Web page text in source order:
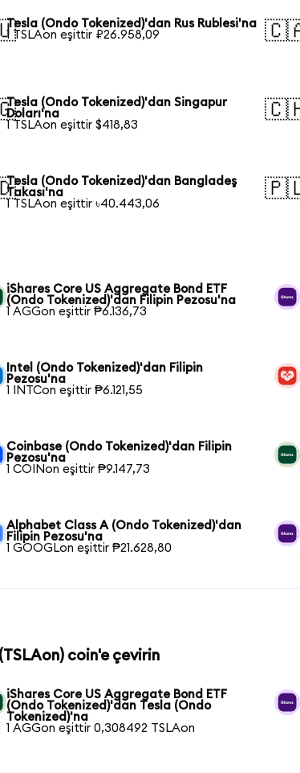
Tesla (Ondo Tokenized)'dan Rus Rublesi'na
1 TSLAon eşittir ₽26.958,09
Tesla (Ondo Tokenized)'dan Singapur
Doları'na
1 TSLAon eşittir $418,83
Tesla (Ondo Tokenized)'dan Bangladeş
Takası'na
1 TSLAon eşittir ৳40.443,06
iShares Core US Aggregate Bond ETF
(Ondo Tokenized)'dan Filipin Pezosu'na
1 AGGon eşittir ₱6.136,73
Intel (Ondo Tokenized)'dan Filipin
Pezosu'na
1 INTCon eşittir ₱6.121,55
Coinbase (Ondo Tokenized)'dan Filipin
Pezosu'na
1 COINon eşittir ₱9.147,73
Alphabet Class A (Ondo Tokenized)'dan
Filipin Pezosu'na
1 GOOGLon eşittir ₱21.628,80
coin'e çevirin
iShares Core US Aggregate Bond ETF
(Ondo Tokenized)'dan Tesla (Ondo
Tokenized)'na
1 AGGon eşittir 0,308492 TSLAon